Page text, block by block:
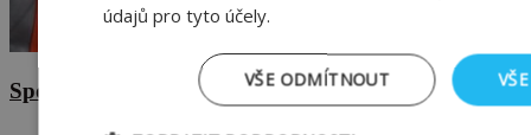
Spotřeba pálených cihel letos vzroste
údajů pro tyto účely.
VŠE ODMÍTNOUT